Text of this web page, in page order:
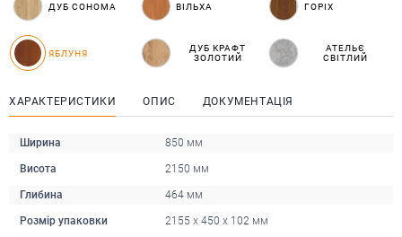
ДУБ СОНОМА ВІЛЬХА ГОРІХ
ЯБЛУНЯ
ДУБ КРАФТ
ЗОЛОТИЙ
АТЕЛЬЄ
СВІТЛИЙ
ХАРАКТЕРИСТИКИ ОПИС ДОКУМЕНТАЦІЯ
Ширина 850 мм
Висота 2150 мм
Глибина 464 мм
Розмір упаковки 2155 x 450 x 102 мм